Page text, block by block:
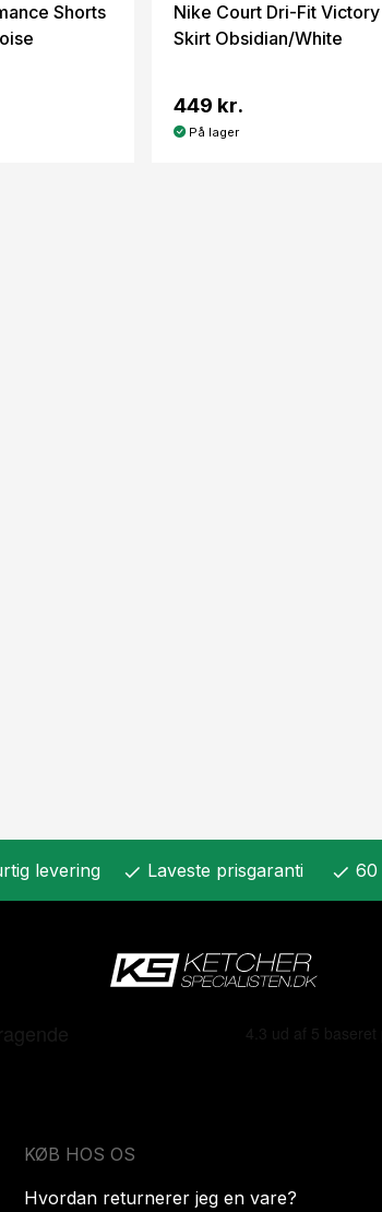
Shorts
Nike Court Dri-Fit Victory
Skirt Obsidian/White
449 kr.
På lager
levering check Laveste prisgaranti check 60
KØB HOS OS
Hvordan returnerer jeg en vare?